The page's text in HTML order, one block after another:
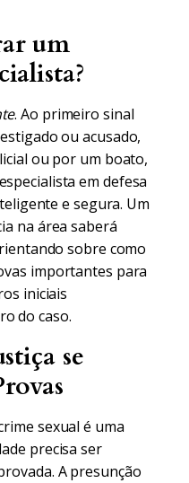
um
. Ao primeiro sinal
ou acusado,
ou por um boato,
em defesa
e segura. Um
na área saberá
sobre como
importantes para
iniciais
do caso.
se
sexual é uma
precisa ser
A presunção